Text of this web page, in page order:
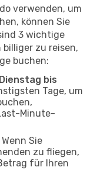
verwenden, um
können Sie
3 wichtige
billiger zu reisen,
buchen:
bis
Tage, um
Minute-
Wenn Sie
zu fliegen,
für Ihren